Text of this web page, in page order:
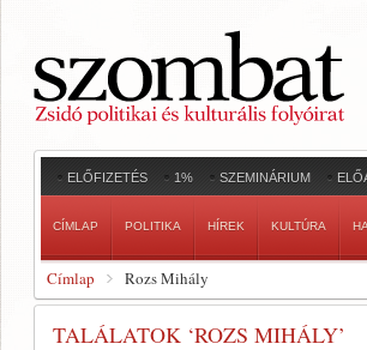
ELŐFIZETÉS 1% SZEMINÁRIUM
CÍMLAP POLITIKA HÍREK KULTÚRA
Címlap Rozs Mihály
TALÁLATOK ‘ROZS MIHÁLY’